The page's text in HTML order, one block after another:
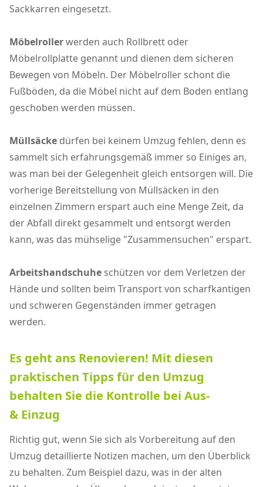
Sackkarren eingesetzt.
Möbelrollerwerden auch Rollbrett oder
Möbelrollplatte genannt und dienen dem sicheren
Bewegen von Möbeln. Der Möbelroller schont die
Fußböden, da die Möbel nicht auf dem Boden entlang
geschoben werden müssen.
Müllsäcke dürfen bei keinem Umzug fehlen, denn es
sammelt sich erfahrungsgemäß immer so Einiges an,
was man bei der Gelegenheit gleich entsorgen will. Die
vorherige Bereitstellung von Müllsäcken in den
einzelnen Zimmern erspart auch eine Menge Zeit, da
der Abfall direkt gesammelt und entsorgt werden
kann, was das mühselige "Zusammensuchen" erspart.
Arbeitshandschuhe schützen vor dem Verletzen der
Hände und sollten beim Transport von scharfkantigen
und schweren Gegenständen immer getragen
werden.
Es geht ans Renovieren! Mit diesen
praktischen Tipps für den Umzug
behalten Sie die Kontrolle bei Aus-
& Einzug
Richtig gut, wenn Sie sich als Vorbereitung auf den
Umzug detaillierte Notizen machen, um den Überblick
zu behalten. Zum Beispiel dazu, was in der alten